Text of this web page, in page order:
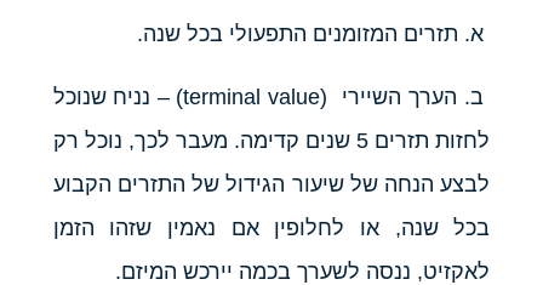
א. תזרים המזומנים התפעולי בכל שנה.
ב. הערך השיירי (terminal value) – נניח שנוכל
לחזות תזרים 5 שנים קדימה. מעבר לכך, נוכל רק
לבצע הנחה של שיעור הגידול של התזרים הקבוע
בכל שנה, או לחלופין אם נאמין שזהו הזמן
לאקזיט, ננסה לשערך בכמה יירכש המיזם.